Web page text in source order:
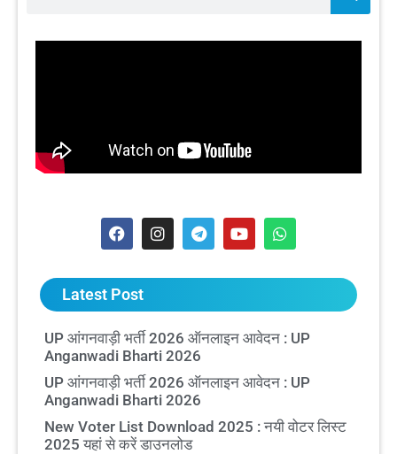
Latest Post
UP आंगनवाड़ी भर्ती 2026 ऑनलाइन आवेदन : UP
Anganwadi Bharti 2026
UP आंगनवाड़ी भर्ती 2026 ऑनलाइन आवेदन : UP
Anganwadi Bharti 2026
New Voter List Download 2025 : नयी वोटर लिस्ट
2025 यहां से करें डाउनलोड